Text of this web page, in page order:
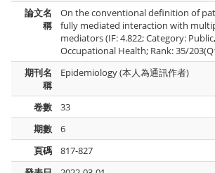
論文名
稱
On the conventional definition of
fully mediated interaction with
mediators (IF: 4.822; Category:
Occupational Health; Rank: 35/
期刊名
稱
Epidemiology (本人為通訊作者)
卷數
33
期數
6
頁碼
817-827